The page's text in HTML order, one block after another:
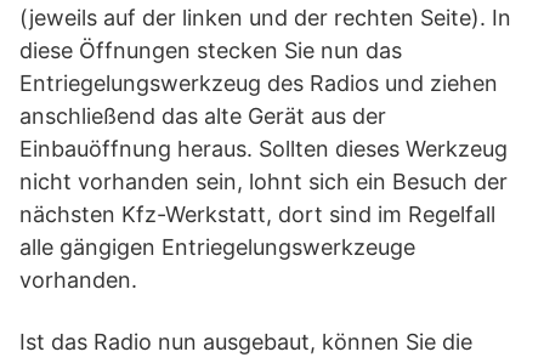
(jeweils auf der linken und der rechten Seite). In
diese Öffnungen stecken Sie nun das
Entriegelungswerkzeug des Radios und ziehen
anschließend das alte Gerät aus der
Einbauöffnung heraus. Sollten dieses Werkzeug
nicht vorhanden sein, lohnt sich ein Besuch der
nächsten ­Kfz-Werkstatt, dort sind im Regelfall
alle gängigen Entriegelungswerkzeuge
vorhanden.
Ist das Radio nun ausgebaut, können Sie die